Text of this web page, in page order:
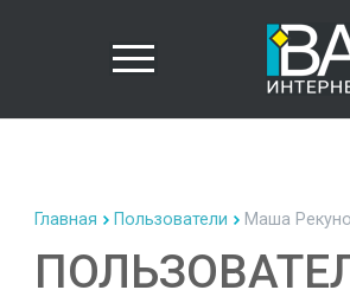
Главная Пользователи Маша